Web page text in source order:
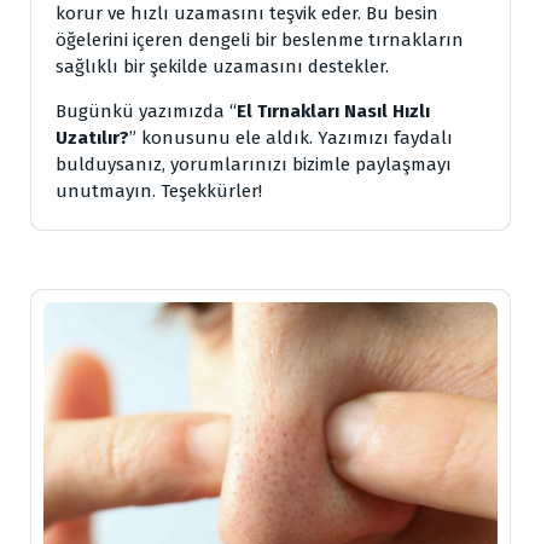
korur ve hızlı uzamasını teşvik eder. Bu besin
öğelerini içeren dengeli bir beslenme tırnakların
sağlıklı bir şekilde uzamasını destekler.
Bugünkü yazımızda “El Tırnakları Nasıl Hızlı
Uzatılır?” konusunu ele aldık. Yazımızı faydalı
bulduysanız, yorumlarınızı bizimle paylaşmayı
unutmayın. Teşekkürler!